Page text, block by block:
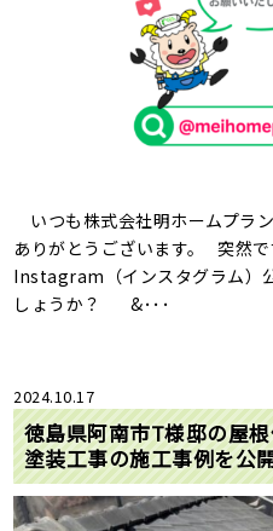
いつも株式会社明ホームプラ
ありがとうございます。 突然
Instagram（インスタグラム）
しょうか？ &･･･
2024.10.17
徳島県阿南市T様邸の屋
塗装工事の施工事例を公